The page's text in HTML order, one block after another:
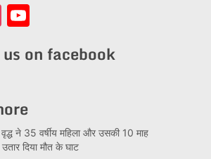
Instagram
YouTube
on facebook
ने 35 वर्षीय महिला और उसकी 10 माह
दिया मौत के घाट